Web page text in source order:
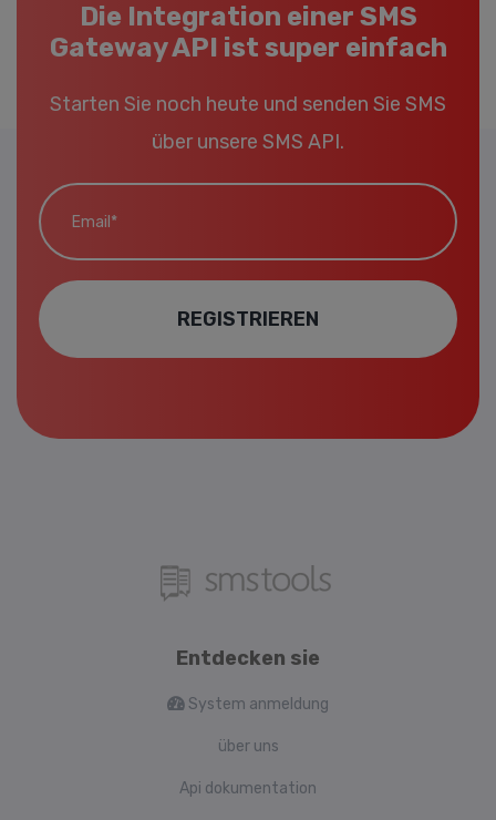
Die Integration einer SMS
Gateway API ist super einfach
Starten Sie noch heute und senden Sie SMS
über unsere SMS API.
Email*
REGISTRIEREN
Entdecken sie
System anmeldung
über uns
Api dokumentation